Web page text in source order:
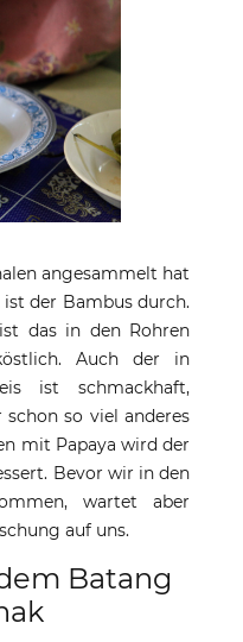
angesammelt hat
der Bambus durch.
das in den Rohren
Auch der in
ist schmackhaft,
schon so viel anderes
mit Papaya wird der
Bevor wir in den
wartet aber
auf uns.
Batang